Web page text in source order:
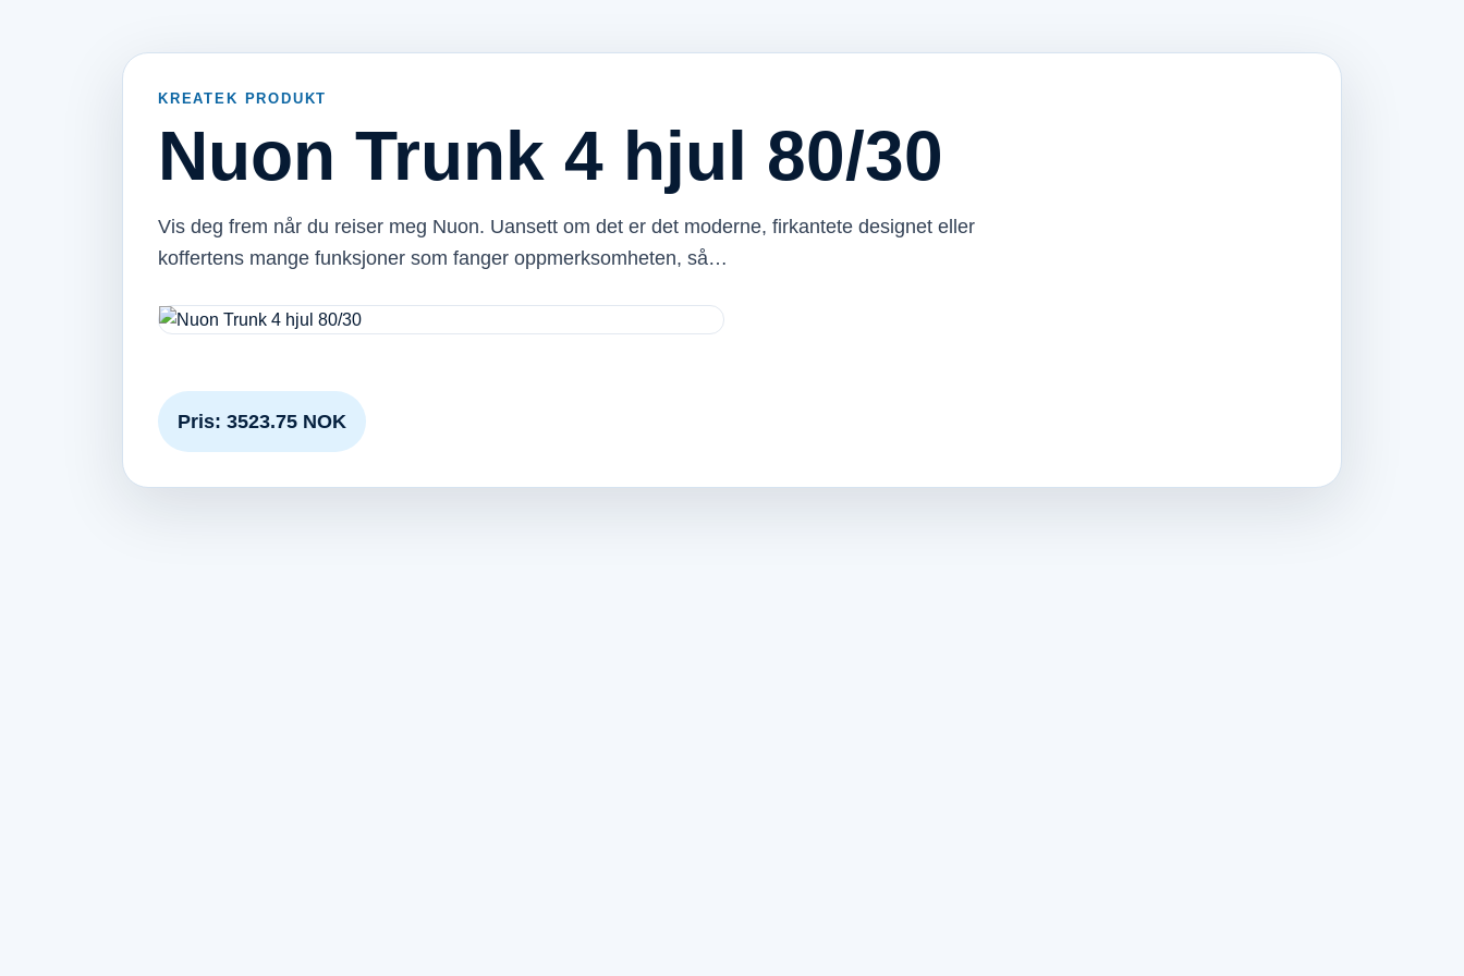
KREATEK PRODUKT
Nuon Trunk 4 hjul 80/30
Vis deg frem når du reiser meg Nuon. Uansett om det er det moderne, firkantete designet eller
koffertens mange funksjoner som fanger oppmerksomheten, så…
Pris: 3523.75 NOK